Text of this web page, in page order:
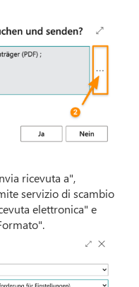
ricevuta a",
servizio di scambio
elettronica" e